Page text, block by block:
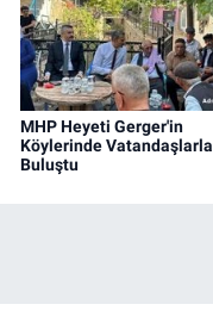
MHP Heyeti Gerger'in
Köylerinde Vatandaşlarla
Buluştu